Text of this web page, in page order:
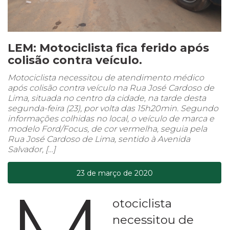
LEM: Motociclista fica ferido após
colisão contra veículo.
Motociclista necessitou de atendimento médico
após colisão contra veículo na Rua José Cardoso de
Lima, situada no centro da cidade, na tarde desta
segunda-feira (23), por volta das 15h20min. Segundo
informações colhidas no local, o veículo de marca e
modelo Ford/Focus, de cor vermelha, seguia pela
Rua José Cardoso de Lima, sentido à Avenida
Salvador, […]
23 de março de 2020
otociclista
necessitou de